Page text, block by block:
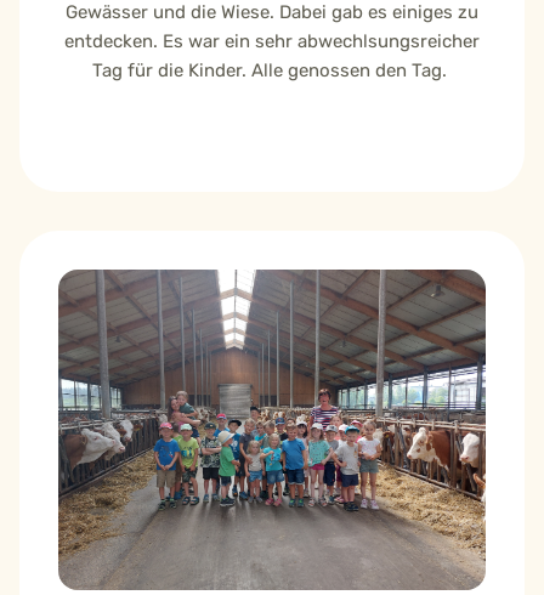
Gewässer und die Wiese. Dabei gab es einiges zu
entdecken. Es war ein sehr abwechlsungsreicher
Tag für die Kinder. Alle genossen den Tag.